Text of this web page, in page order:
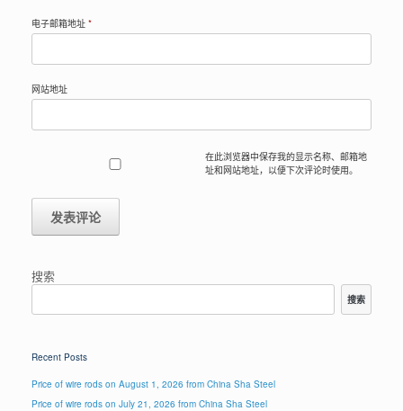
电子邮箱地址 *
网站地址
在此浏览器中保存我的显示名称、邮箱地
址和网站地址，以便下次评论时使用。
搜索
搜索
Recent Posts
Price of wire rods on August 1, 2026 from China Sha Steel
Price of wire rods on July 21, 2026 from China Sha Steel